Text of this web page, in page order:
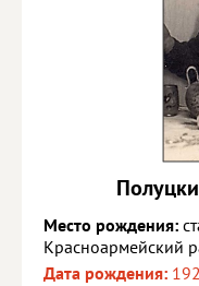
Место рождения:
Красноармейский
Дата рождения: